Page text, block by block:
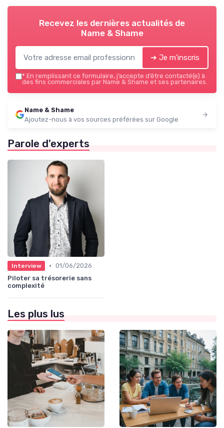
Recevez les dernières actualités de
Name & Shame
➔ Je m'inscris
* En remplissant ce formulaire, j’accepte d’être contacté(e) à
des fins commerciales par Name & Shame et ses partenaires.
Name & Shame
Ajoutez-nous à vos sources préférées sur Google
Parole d'experts
Interview • 01/06/2026
Piloter sa trésorerie sans
complexité
Les plus lus